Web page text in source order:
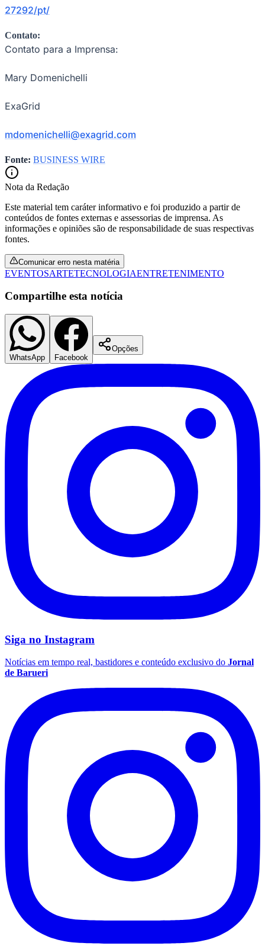
Fluminense
Vasco
27292/pt/
Contato:
Contato para a Imprensa:
Mary Domenichelli
ExaGrid
mdomenichelli@exagrid.com
Fonte: BUSINESS WIRE
Nota da Redação
Este material tem caráter informativo e foi produzido a partir de
conteúdos de fontes externas e assessorias de imprensa. As
informações e opiniões são de responsabilidade de suas respectivas
fontes.
Comunicar erro nesta matéria
EVENTOSARTETECNOLOGIAENTRETENIMENTO
Compartilhe esta notícia
WhatsApp Facebook
Opções
Siga no Instagram
Notícias em tempo real, bastidores e conteúdo exclusivo do Jornal
de Barueri